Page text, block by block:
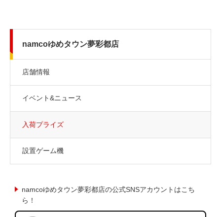
namcoゆめタウン夢彩都店
店舗情報
イベント&ニュース
入荷プライズ
設置ゲーム機
namcoゆめタウン夢彩都店の公式SNSアカウントはこち
ら！